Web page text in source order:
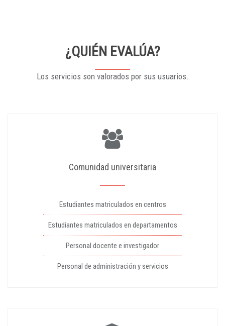
¿QUIÉN EVALÚA?
Los servicios son valorados por sus usuarios.
Comunidad universitaria
Estudiantes matriculados en centros
Estudiantes matriculados en departamentos
Personal docente e investigador
Personal de administración y servicios